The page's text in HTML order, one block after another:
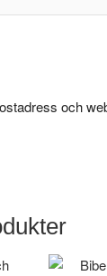
och